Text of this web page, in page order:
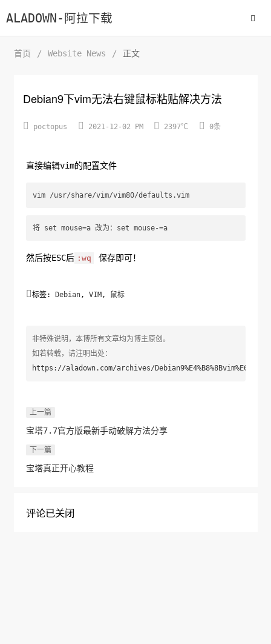
ALADOWN-阿拉下载
首页 / Website News / 正文
Debian9下vim无法右键鼠标粘贴解决方法
 poctopus  2021-12-02 PM  2397℃  0条
直接编辑vim的配置文件
vim /usr/share/vim/vim80/defaults.vim
将 set mouse=a 改为：set mouse-=a
然后按ESC后 :wq 保存即可！
标签: Debian, VIM , 鼠标
非特殊说明，本博所有文章均为博主原创。
如若转载，请注明出处：
https://aladown.com/archives/
上一篇
宝塔7.7官方版最新手动破解方法分享
下一篇
宝塔真正开心教程
评论已关闭